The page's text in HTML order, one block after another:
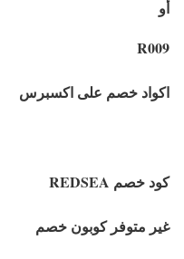
أو
R009
اكواد خصم على اكسبرس
كود خصم REDSEA
غير متوفر كوبون خصم